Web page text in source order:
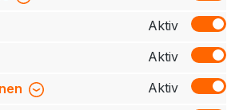
Anteil, nicht angerauter…
Aktiv
Aktiv
Aktiv